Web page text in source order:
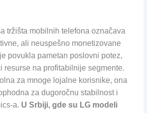
tržišta mobilnih telefona označava
ali neuspešno monetizovane
povukla pametan poslovni potez,
resurse na profitabilnije segmente.
za mnoge lojalne korisnike, ona
za dugoročnu stabilnost i
a. U Srbiji, gde su LG modeli